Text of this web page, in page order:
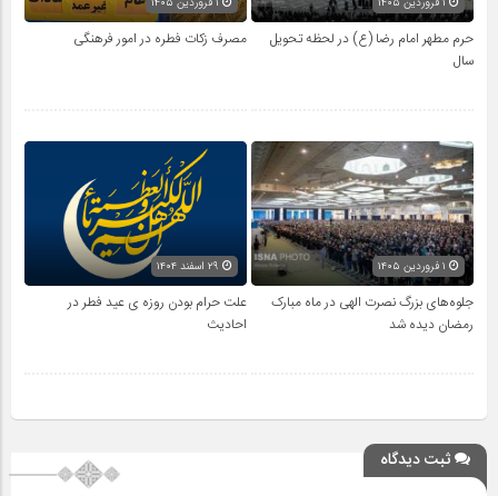
حرم مطهر امام رضا (ع) در لحظه تحویل
سال
مصرف زکات فطره در امور فرهنگی
جلوه‌های بزرگ نصرت الهی در ماه مبارک
رمضان دیده شد
علت حرام بودن روزه ی عید فطر در
احادیث
ثبت دیدگاه